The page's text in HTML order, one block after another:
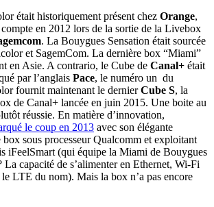
était historiquement présent chez Orange,
en 2012 lors de la sortie de la Livebox
. La Bouygues Sensation était sourcée
et SagemCom. La dernière box “Miami”
en Asie. A contrario, le Cube de Canal+ était
par l’anglais Pace, le numéro un du
fournit maintenant le dernierCube S, la
de Canal+ lancée en juin 2015. Une boite au
réussie. En matière d’innovation,
le coup en 2013 avec son élégante
sous processeur Qualcomm et exploitant
iFeelSmart (qui équipe la Miami de Bouygues
La capacité de s’alimenter en Ethernet, Wi-Fi
le LTE du nom). Mais la box n’a pas encore